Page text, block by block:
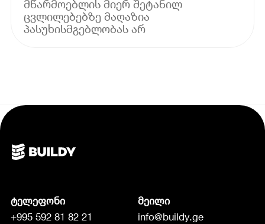
მწარმოებლის მიერ შეტანილ
ცვლილებებზე მაღაზია
პასუხისმგებლობას არ
ტელეფონი
+995 592 81 82 21
მეილი
info@buildy.ge